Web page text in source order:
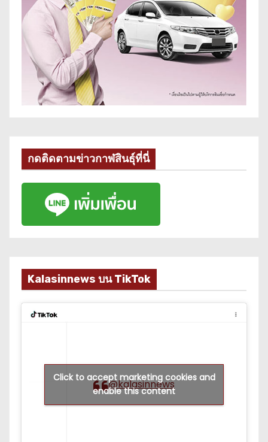
กดติดตามข่าวกาฬสินธุ์ที่นี่
Kalasinnews บน TikTok
@kalasinnews
Click to accept marketing cookies and
enable this content